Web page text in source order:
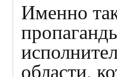
Именно
области,